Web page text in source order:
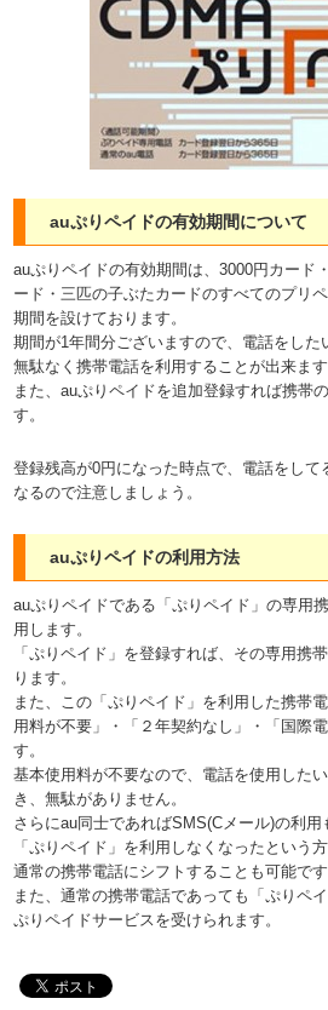
auぷりペイドの有効期間について
auぷりペイドの有効期間は、3000円カード
ード・三匹の子ぶたカードのすべてのプリ
期間を設けております。
期間が1年間分ございますので、電話をした
無駄なく携帯電話を利用することが出来ます
また、auぷりペイドを追加登録すれば携帯
す。
登録残高が0円になった時点で、電話をして
なるので注意しましょう。
auぷりペイドの利用方法
auぷりペイドである「ぷりペイド」の専用
用します。
「ぷりペイド」を登録すれば、その専用携
ります。
また、この「ぷりペイド」を利用した携帯
用料が不要」・「２年契約なし」・「国際
す。
基本使用料が不要なので、電話を使用した
き、無駄がありません。
さらにau同士であればSMS(Cメール)の利用
「ぷりペイド」を利用しなくなったという
通常の携帯電話にシフトすることも可能です
また、通常の携帯電話であっても「ぷりペ
ぷりペイドサービスを受けられます。